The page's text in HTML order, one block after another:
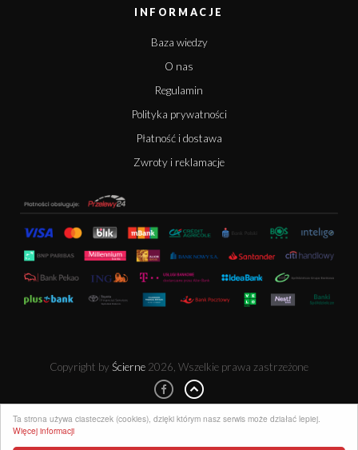
Ta strona używa ciasteczek (cookies), dzięki którym nasz serwis może działać lepiej.
Więcej informacji
INFORMACJE
Baza wiedzy
O nas
Regulamin
Polityka prywatności
Płatność i dostawa
Zwroty i reklamacje
Copyright by Ścierne 2026, Wszelkie prawa zastrzeżone